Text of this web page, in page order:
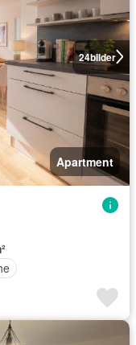
24bilder
Apartment